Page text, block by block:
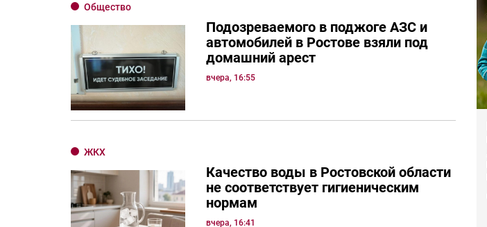
Общество
Подозреваемого в поджоге АЗС и
автомобилей в Ростове взяли под
домашний арест
вчера, 16:55
ЖКХ
Качество воды в Ростовской области
не соответствует гигиеническим
нормам
вчера, 16:41